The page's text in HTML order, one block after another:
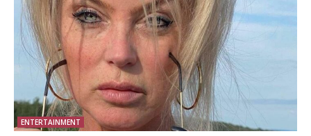
ENTERTAINMENT